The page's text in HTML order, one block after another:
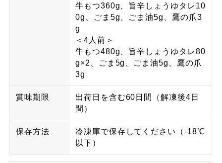
牛もつ360g、旨辛しょうゆタレ10
0g、ごま5g、ごま油5g、鷹の爪3
g
＜4人前＞
牛もつ480g、旨辛しょうゆタレ80
g×2、ごま5g、ごま油5g、鷹の爪
3g
賞味期限
出荷日を含む60日間（解凍後4日
間）
保存方法
冷凍庫で保存してください（-18℃
以下）